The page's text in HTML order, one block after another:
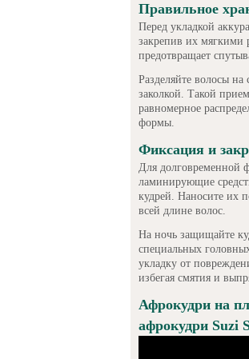
Правильное
Перед укладкой
закрепив их мягкими
предотвращает
Разделяйте волосы
заколкой. Такой
равномерное
формы.
Фиксация и
Для долговременной
ламинирующие
кудрей. Наносите их
всей длине волос.
На ночь защищайте
специальных
укладку от
избегая смятия и
Афрокудри на
афрокудри Suzi